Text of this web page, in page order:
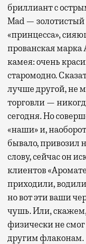
бриллиант с
Mad —
«принцесса»,
прованская марка
камея: очень
старомодно.
лучше другой, не
торговли —
сегодня. Но
«наши» и,
бывало, привозил
слову, сейчас он
клиентов
приходили,
но вот эти ваши
чушь. Или,
физически не
другим флаконам.